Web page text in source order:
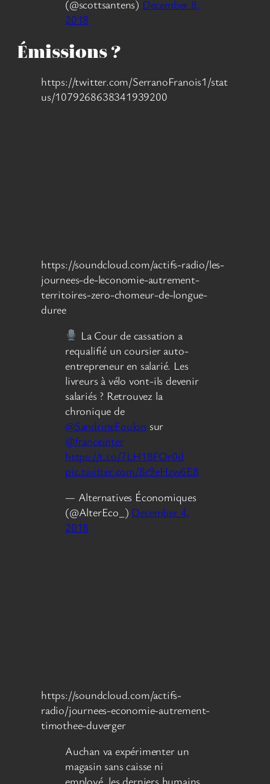
(@scottsantens) December 8,
2018
Émissions ?
https://twitter.com/SerranoFranois1/stat
us/1079268638341939200
https://soundcloud.com/actifs-radio/les-
journees-de-leconomie-autrement-
territoires-zero-chomeur-de-longue-
duree
La Cour de cassation a
requalifié un coursier auto-
entrepreneur en salarié. Les
livreurs à vélo vont-ils devenir
salariés ? Retrouvez la
chronique de
@SandrineFoulon sur
@franceinter
https://t.co/7LH18FOr0d
pic.twitter.com/8r9eHzw6E8
— Alternatives Économiques
(@AlterEco_) December 4,
2018
https://soundcloud.com/actifs-
radio/journees-economie-autrement-
timothee-duverger
Auchan va expérimenter un
magasin sans caisse ni